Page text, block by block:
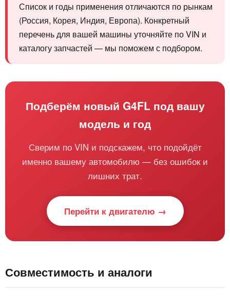
Список и годы применения отличаются по рынкам
(Россия, Корея, Индия, Европа). Конкретный
перечень для вашей машины уточняйте по VIN и
каталогу запчастей — мы поможем с подбором.
Подберём новый G4FL под вашу
модель и год
Сверим по VIN и подскажем, что подойдёт
именно вашему автомобилю — без ошибок и
лишних трат.
Перейти к двигателю →
Совместимость и аналоги